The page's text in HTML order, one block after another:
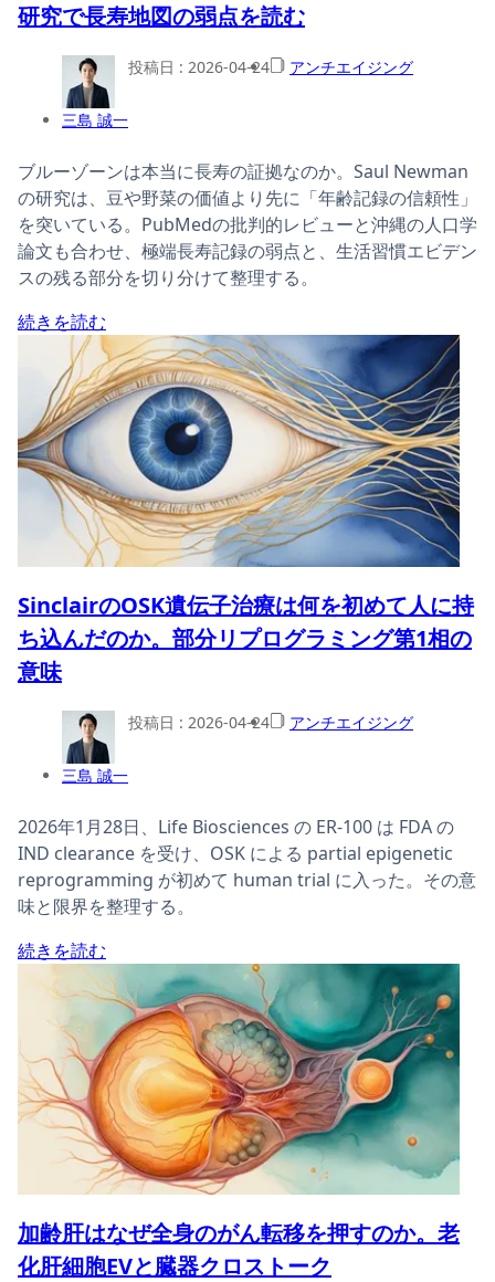
研究で長寿地図の弱点を読む
三島 誠一
投稿日 : 2026-04-24 アンチエイジング
ブルーゾーンは本当に長寿の証拠なのか。Saul Newman
の研究は、豆や野菜の価値より先に「年齢記録の信頼性」
を突いている。PubMedの批判的レビューと沖縄の人口学
論文も合わせ、極端長寿記録の弱点と、生活習慣エビデン
スの残る部分を切り分けて整理する。
続きを読む
SinclairのOSK遺伝子治療は何を初めて人に持
ち込んだのか。部分リプログラミング第1相の
意味
三島 誠一
投稿日 : 2026-04-24 アンチエイジング
2026年1月28日、Life Biosciences の ER-100 は FDA の
IND clearance を受け、OSK による partial epigenetic
reprogramming が初めて human trial に入った。その意
味と限界を整理する。
続きを読む
加齢肝はなぜ全身のがん転移を押すのか。老
化肝細胞EVと臓器クロストーク